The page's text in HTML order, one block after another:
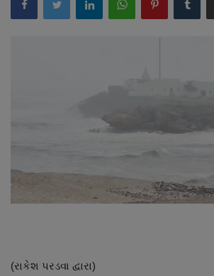
About Author
ગુજરાત
Support US
(રાકેશ પરડવા દ્વારા)